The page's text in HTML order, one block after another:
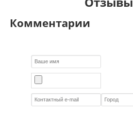
Комментарии